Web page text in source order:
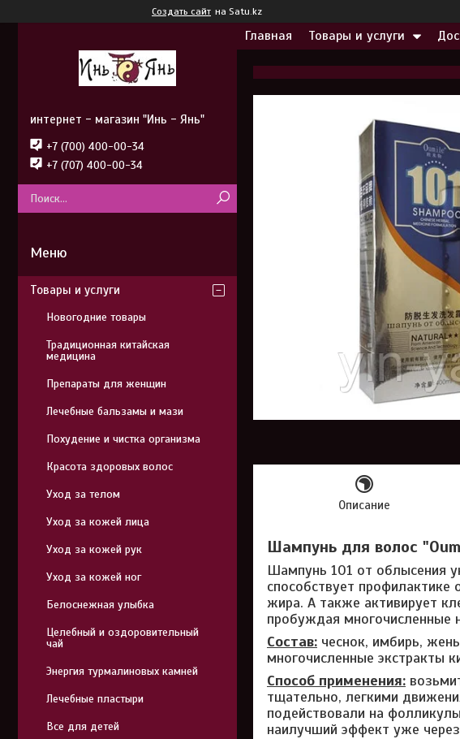
Создать сайт на Satu.kz
Главная Товары и услуги
Описание
Шампунь для волос
Шампунь 101 от облысения
способствует
жира. А также активирует
пробуждая многочисленные
Состав: чеснок, имбирь,
многочисленные экстракты
Способ применения:
тщательно, легкими
подействовали на
наилучший эффект уже
интернет - магазин "Инь - Янь"
+7 (700) 400-00-34
+7 (707) 400-00-34
Товары и услуги
Новогодние товары
Традиционная китайская
медицина
Препараты для женщин
Лечебные бальзамы и мази
Похудение и чистка организма
Красота здоровых волос
Уход за телом
Уход за кожей лица
Уход за кожей рук
Уход за кожей ног
Белоснежная улыбка
Целебный и оздоровительный
чай
Энергия турмалиновых камней
Лечебные пластыри
Все для детей